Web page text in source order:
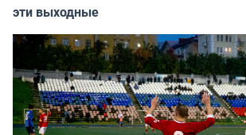
эти выходные